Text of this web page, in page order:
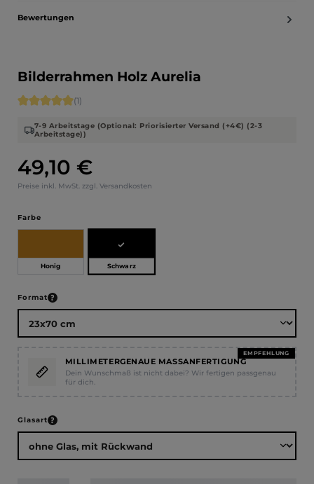
Bewertungen
Bilderrahmen Holz Aurelia
Regulärer Preis:
49,10 €
Preise inkl. MwSt. zzgl. Versandkosten
Durchschnittliche Bewertung von 5 von 5 Sternen
(1)
7-9 Arbeitstage (Optional: Priorisierter Versand (+4€) (2-3
Arbeitstage))
Farbeauswählen
Honig Schwarz
Formatauswählen
EMPFEHLUNG
MILLIMETERGENAUE MASSANFERTIGUNG
Dein Wunschmaß ist nicht dabei? Wir fertigen passgenau
für dich.
Glasartauswählen